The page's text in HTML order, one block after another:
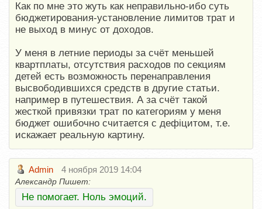
Как по мне это жуть как неправильно-ибо суть
бюджетирования-установление лимитов трат и
не выход в минус от доходов.
У меня в летние периоды за счёт меньшей
квартплаты, отсутствия расходов по секциям
детей есть возможность перенаправления
высвободившихся средств в другие статьи.
например в путешествия. А за счёт такой
жесткой привязки трат по категориям у меня
бюджет ошибочно считается с дефіцитом, т.е.
искажает реальную картину.
Admin 4 ноября 2019 14:04
Александр Пишет:
Не помогает. Ноль эмоций.